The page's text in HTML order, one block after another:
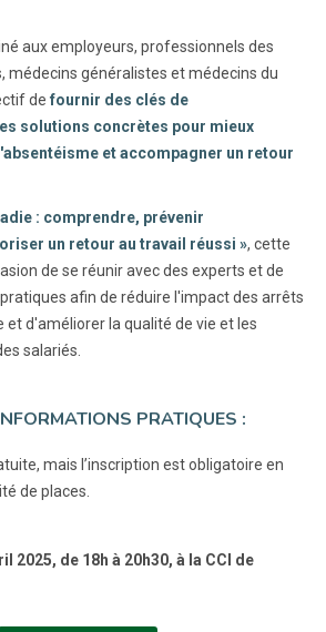
aux employeurs, professionnels des
médecins généralistes et médecins du
de fournir des clés de
solutions concrètes pour mieux
et accompagner un retour
: comprendre, prévenir
un retour au travail réussi », cette
de se réunir avec des experts et de
afin de réduire l'impact des arrêts
et d'améliorer la qualité de vie et les
salariés.
PRATIQUES :
mais l’inscription est obligatoire en
de places.
2025, de 18h à 20h30, à la CCI de